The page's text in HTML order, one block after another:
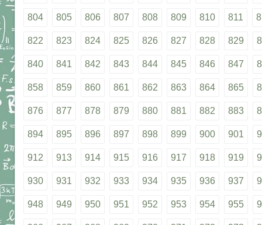
804 805 806 807 808 809 810 811
822 823 824 825 826 827 828 829
840 841 842 843 844 845 846 847
858 859 860 861 862 863 864 865
876 877 878 879 880 881 882 883
894 895 896 897 898 899 900 901
912 913 914 915 916 917 918 919
930 931 932 933 934 935 936 937
948 949 950 951 952 953 954 955